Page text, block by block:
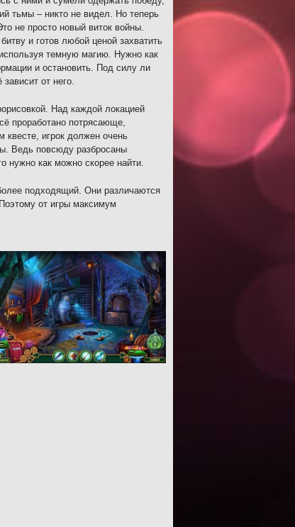
тьмы – никто не видел. Но теперь
не просто новый виток войны.
и готов любой ценой захватить
темную магию. Нужно как
и остановить. Под силу ли
от него.
Над каждой локацией
проработано потрясающе,
игрок должен очень
Ведь повсюду разбросаны
нужно как можно скорее найти.
подходящий. Они различаются
от игры максимум